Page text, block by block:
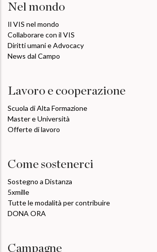
Nel mondo
Il VIS nel mondo
Collaborare con il VIS
Diritti umani e Advocacy
News dal Campo
Lavoro e cooperazione
Scuola di Alta Formazione
Master e Università
Offerte di lavoro
Come sostenerci
Sostegno a Distanza
5xmille
Tutte le modalità per contribuire
DONA ORA
Campagne